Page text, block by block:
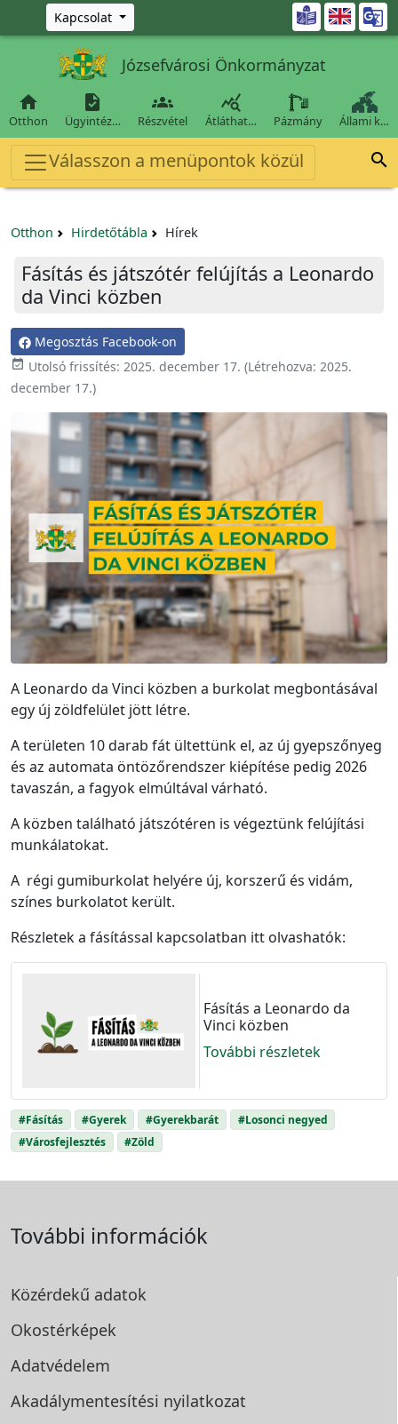
Ugrás a fő tartalomra
Kapcsolat 
Józsefvárosi Önkormányzat

Otthon

Ügyintéz…

Részvétel

Átláthat… Pázmány Állami k…
Válasszon a menüpontok közül 
Otthon Hirdetőtábla Hírek
Fásítás és játszótér felújítás a Leonardo
da Vinci közben
Megosztás Facebook-on
 Utolsó frissítés: 2025. december 17. (Létrehozva: 2025.
december 17.)
A Leonardo da Vinci közben a burkolat megbontásával
egy új zöldfelület jött létre.
A területen 10 darab fát ültettünk el, az új gyepszőnyeg
és az automata öntözőrendszer kiépítése pedig 2026
tavaszán, a fagyok elmúltával várható.
A közben található játszótéren is végeztünk felújítási
munkálatokat.
A régi gumiburkolat helyére új, korszerű és vidám,
színes burkolatot került.
Részletek a fásítással kapcsolatban itt olvashatók:
Fásítás a Leonardo da
Vinci közben
További részletek
#Fásítás #Gyerek #Gyerekbarát
#Losonci negyed
#Városfejlesztés
#Zöld
További információk
Közérdekű adatok
Okostérképek
Adatvédelem
Akadálymentesítési nyilatkozat